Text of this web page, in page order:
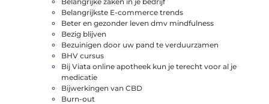
Belangrijkste E-commerce trends
Beter en gezonder leven dmv mindfulness
Bezig blijven
Bezuinigen door uw pand te verduurzamen
BHV cursus
Bij Viata online apotheek kun je terecht voor al je
medicatie
Bijwerkingen van CBD
Burn-out